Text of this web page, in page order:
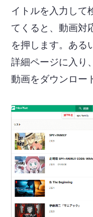
イトルを入力して
てくると、動画対
を押します。ある
詳細ページに入り
動画をダウンロー